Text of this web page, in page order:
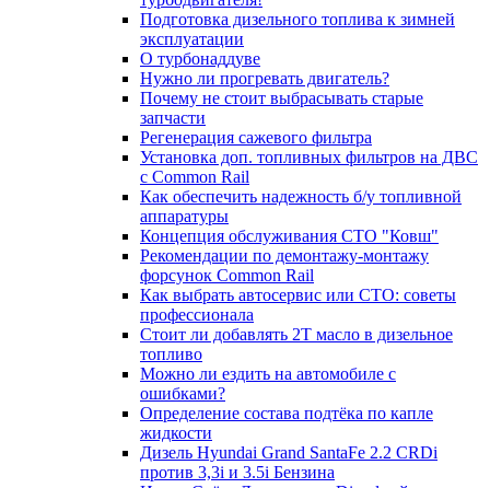
Подготовка дизельного топлива к зимней
эксплуатации
О турбонаддуве
Нужно ли прогревать двигатель?
Почему не стоит выбрасывать старые
запчасти
Регенерация сажевого фильтра
Установка доп. топливных фильтров на ДВС
с Common Rail
Как обеспечить надежность б/у топливной
аппаратуры
Концепция обслуживания СТО "Ковш"
Рекомендации по демонтажу-монтажу
форсунок Common Rail
Как выбрать автосервис или СТО: советы
профессионала
Стоит ли добавлять 2T масло в дизельное
топливо
Можно ли ездить на автомобиле с
ошибками?
Определение состава подтёка по капле
жидкости
Дизель Hyundai Grand SantaFe 2.2 CRDi
против 3,3i и 3.5i Бензина